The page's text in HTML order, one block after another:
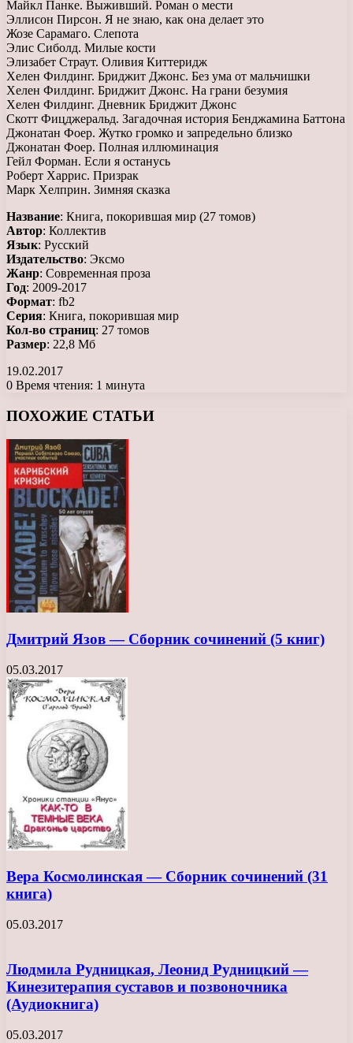
Майкл Панке. Выживший. Роман о мести
Эллисон Пирсон. Я не знаю, как она делает это
Жозе Сарамаго. Слепота
Элис Сиболд. Милые кости
Элизабет Страут. Оливия Киттеридж
Хелен Филдинг. Бриджит Джонс. Без ума от мальчишки
Хелен Филдинг. Бриджит Джонс. На грани безумия
Хелен Филдинг. Дневник Бриджит Джонс
Скотт Фицджеральд. Загадочная история Бенджамина Баттона
Джонатан Фоер. Жутко громко и запредельно близко
Джонатан Фоер. Полная иллюминация
Гейл Форман. Если я останусь
Роберт Харрис. Призрак
Марк Хелприн. Зимняя сказка
Название: Книга, покорившая мир (27 томов)
Автор: Коллектив
Язык: Русский
Издательство: Эксмо
Жанр: Cовременная проза
Год: 2009-2017
Формат: fb2
Серия: Книга, покорившая мир
Кол-во страниц: 27 томов
Размер: 22,8 Мб
19.02.2017
0 Время чтения: 1 минута
ПОХОЖИЕ СТАТЬИ
Дмитрий Язов — Сборник сочинений (5 книг)
05.03.2017
Вера Космолинская — Сборник сочинений (31
книга)
05.03.2017
Людмила Рудницкая, Леонид Рудницкий —
Кинезитерапия суставов и позвоночника
(Аудиокнига)
05.03.2017